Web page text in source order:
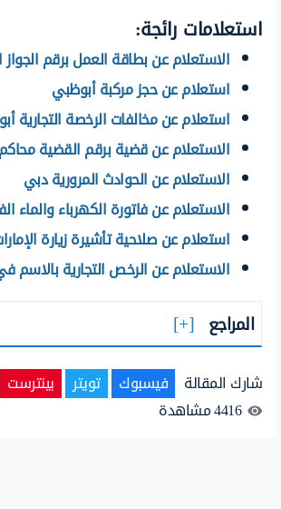
استعلامات رائجة:
الاستعلام عن بطاقة العمل برقم الجواز
استعلام عن حجز مركبة أبوظبي
استعلام عن مخالفات الرخصة التجارية
الاستعلام عن قضية برقم القضية
الاستعلام عن الحوادث المرورية دبي
الاستعلام عن فاتورة الكهرباء والماء
استعلام عن صلاحية تأشيرة زيارة
الاستعلام عن الرخص التجارية بالاسم
المراجع
شارك المقالة فيسبوك تويتر بينترست
4416مشاهدة